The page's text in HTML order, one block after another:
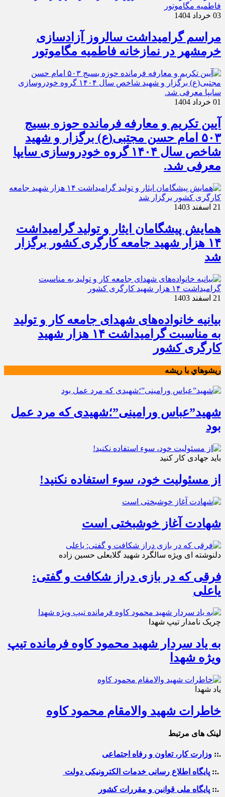
03 خرداد 1404
مراسم گرامیداشت سالروز آزادسازی
خرمشهر در نمازخانه فاطمیه مگاموتور
01 خرداد 1404
آیین تکریم و معارفه فرمانده حوزه بسیج
۵۰۳ امام حسن مجتبی(ع) برگزار و شهید
شاخص سال ۱۴۰۴ گروه خودروسازی سایپا
معرفی شد.
21 اسفند 1403
همایش پیشگامان ایثار و تولید گرامیداشت
۱۴ هزار شهید جامعه کارگری کشور برگزار
شد
21 اسفند 1403
بیانیه خانواده‌های شهدای جامعه کار و تولید
به مناسبت گرامیداشت ۱۴ هزار شهید
کارگری کشور
ريشوهاي با ريشه
شهید”عباس ورامینی”؛شهیدی که مرد عمل
بود
باید جهادی کار کنید
از مسئولیت خود، سوء استفاده نکنید!
شهادت آغاز خوشبختی است
دلنوشته ای ویژه سالگرد شهید گلابعلی حسین زاده
فرقی که در بازی دراز شکافت و گفتی:
یاعلی
چریک نامدار تیپ شهدا
به یاد سردار شهید محمود کاوه فرمانده تیپ
ویژه شهدا
یاد شهدا
خاطرات شهید والامقام محمود کاوه‌
لینک های مرتبط
.:: وزارت کار، تعاون و رفاه اجتماعی
.:: پایگاه اطلاع رسانی خدمات الکترونیکی دولت
.:: پایگاه ملی قوانین و مقررات کشور